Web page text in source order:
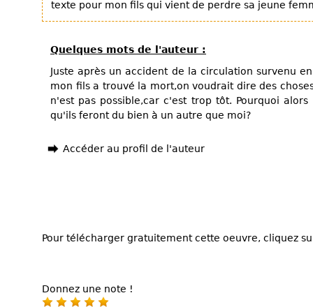
texte pour mon fils qui vient de perdre sa jeune
Quelques mots de l'auteur :
Juste après un accident de la circulation survenu
mon fils a trouvé la mort,on voudrait dire des
n'est pas possible,car c'est trop tôt. Pourquoi
qu'ils feront du bien à un autre que moi?
Accéder au profil de l'auteur
Pour télécharger gratuitement cette oeuvre, cliquez
Donnez une note !